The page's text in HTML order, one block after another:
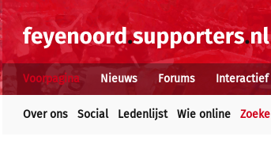
Voorpagina Nieuws Forums Interactief
Over ons Social Ledenlijst Wie online